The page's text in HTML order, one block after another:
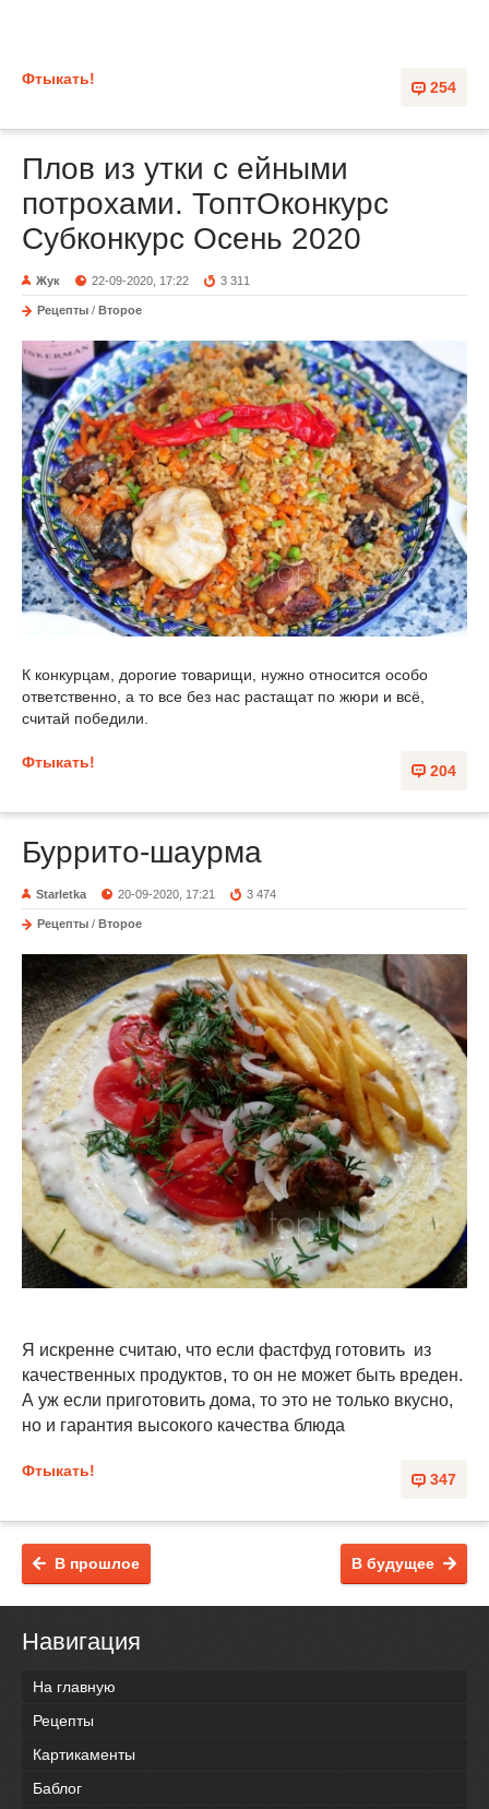
254
Фтыкать!
Плов из утки с ейными
потрохами. ТоптОконкурс
Субконкурс Осень 2020
Жук 22-09-2020, 17:22 3 311
Рецепты / Второе
К конкурцам, дорогие товарищи, нужно относится особо
ответственно, а то все без нас растащат по жюри и всё,
считай победили.
204
Фтыкать!
Буррито-шаурма
Starletka 20-09-2020, 17:21 3 474
Рецепты / Второе
Я искренне считаю, что если фастфуд готовить из
качественных продуктов, то он не может быть вреден.
А уж если приготовить дома, то это не только вкусно,
но и гарантия высокого качества блюда
347
Фтыкать!
В будущее
В прошлое
Навигация
На главную
Рецепты
Картикаменты
Баблог